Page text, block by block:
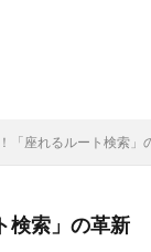
「座れるルート検索」
検索」の革新